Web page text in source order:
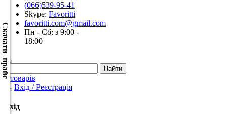
(066)539-95-41
Skype: Favoritti
favoritti.com@gmail.com
Пн - Сб: з 9:00 -
18:00
0 товарів
Вхід / Реєстрація
Вхід
Скачати прайс
Скачать
XML
(Розн.)
Скачать
XML
(Опт)
CSV